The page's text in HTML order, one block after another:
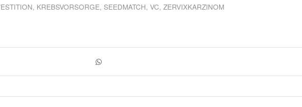
, KREBSVORSORGE, SEEDMATCH, VC, ZERVIXKARZINOM